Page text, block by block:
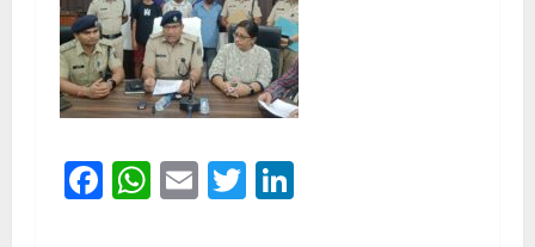
Facebook
WhatsApp
EmailTwitter